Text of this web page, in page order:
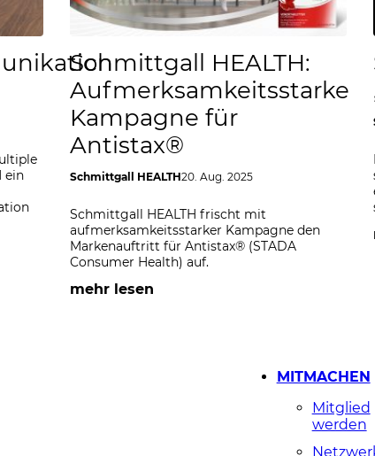
ein
Schmittgall HEALTH:
Aufmerksamkeitsstarke
Kampagne für
Antistax®
Schmittgall HEALTH20. Aug. 2025
Schmittgall HEALTH frischt mit
aufmerksamkeitsstarker Kampagne den
Markenauftritt für Antistax® (STADA
Consumer Health) auf.
mehr lesen
MITMACHEN
Mitglied
werden